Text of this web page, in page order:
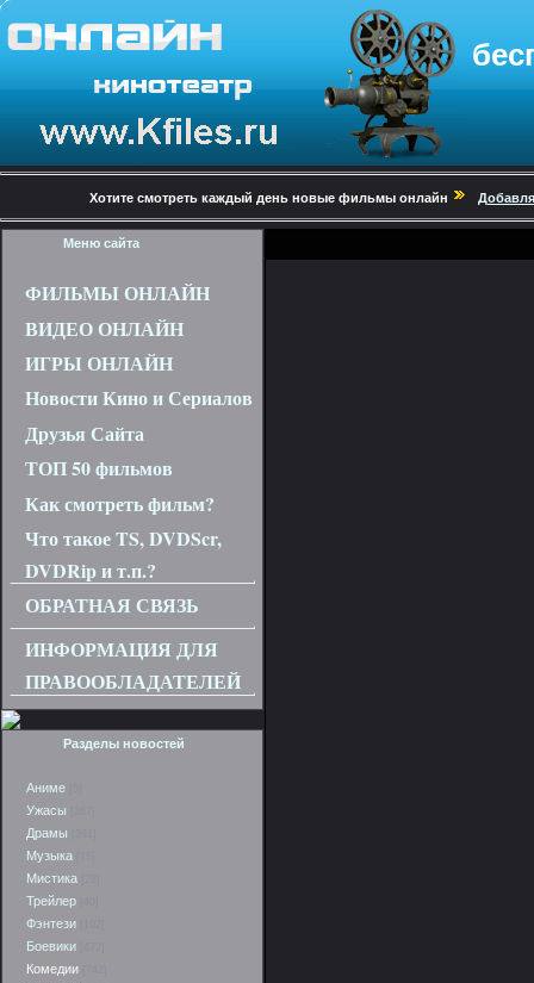
Хотите смотреть каждый день новые фильмы онлайн
Меню сайта
ФИЛЬМЫ ОНЛАЙН
ВИДЕО ОНЛАЙН
ИГРЫ ОНЛАЙН
Новости Кино и Сериалов
Друзья Сайта
ТОП 50 фильмов
Как смотреть фильм?
Что такое TS, DVDScr,
DVDRip и т.п.?
ОБРАТНАЯ СВЯЗЬ
ИНФОРМАЦИЯ ДЛЯ
ПРАВООБЛАДАТЕЛЕЙ
Разделы новостей
Аниме
Ужасы
Драмы
Музыка
Мистика
Трейлер
Фэнтези
Боевики
Комедии